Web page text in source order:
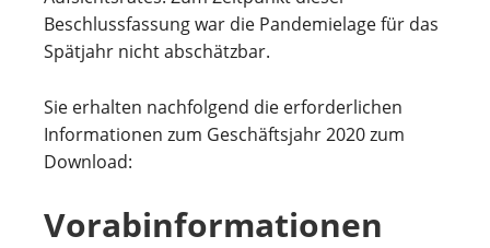
Beschlussfassung war die Pandemielage für das
Spätjahr nicht abschätzbar.
Sie erhalten nachfolgend die erforderlichen
Informationen zum Geschäftsjahr 2020 zum
Download:
Vorabinformationen